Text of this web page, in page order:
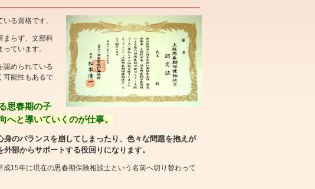
る資格です。
まらず、文部科
ています。
認められている
可能性もあるで
思春期の子
へと導いていくのが仕事。
のバランスを崩してしまったり、色々な問題を抱えが
部からサポートする役回りになります。
15年に現在の思春期保険相談士という名前へ切り替わって